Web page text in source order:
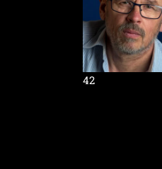
42